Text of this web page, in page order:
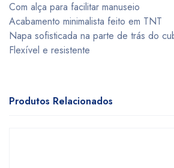
Com alça para facilitar manuseio
Acabamento minimalista feito em TNT
Napa sofisticada na parte de trás do
Flexível e resistente
Produtos Relacionados